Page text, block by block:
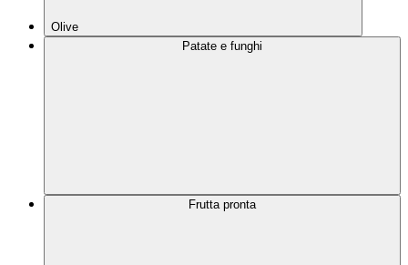
Olive
Patate e funghi
Frutta pronta